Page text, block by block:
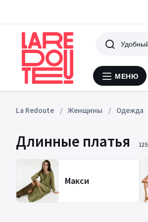
Меню
МЕНЮ
Поиск
La Redoute Женщины Одежда
Длинные платья 125
Макси